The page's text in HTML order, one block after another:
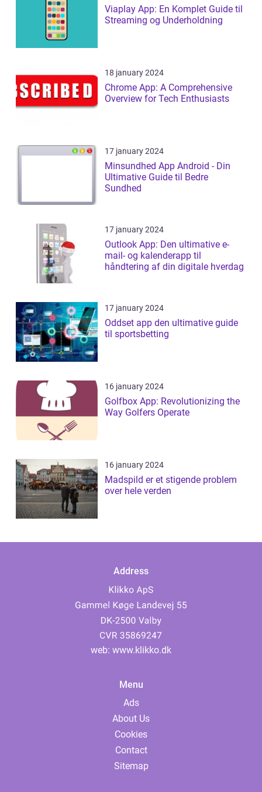
Viaplay App: En Komplet Guide til
Streaming og Underholdning
18 january 2024
Chrome App: A Comprehensive
Overview for Tech Enthusiasts
17 january 2024
Minsundhed App Android - Din
Ultimative Guide til Bedre
Sundhed
17 january 2024
Outlook App: Den ultimative e-
mail- og kalenderapp til
håndtering af din digitale hverdag
17 january 2024
Oddset app den ultimative guide
til sportsbetting
16 january 2024
Golfbox App: Revolutionizing the
Way Golfers Operate
16 january 2024
Madspild er et stigende problem
over hele verden
Address
web: www.klikko.dk
Menu
Ads
About Us
Cookies
Contact
Sitemap